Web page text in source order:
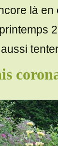
là en